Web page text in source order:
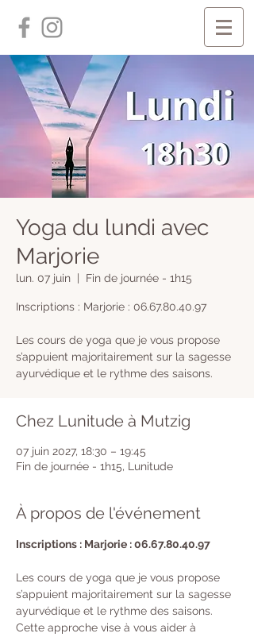
Yoga du lundi avec
Marjorie
lun. 07 juin Fin de journée - 1h15
Inscriptions : Marjorie : 06.67.80.40.97
Les cours de yoga que je vous propose
s’appuient majoritairement sur la sagesse
ayurvédique et le rythme des saisons.
Chez Lunitude à Mutzig
07 juin 2027, 18:30 – 19:45
Fin de journée - 1h15, Lunitude
À propos de l'événement
Inscriptions : Marjorie : 06.67.80.40.97
Les cours de yoga que je vous propose
s’appuient majoritairement sur la sagesse
ayurvédique et le rythme des saisons.
Cette approche vise à vous aider à